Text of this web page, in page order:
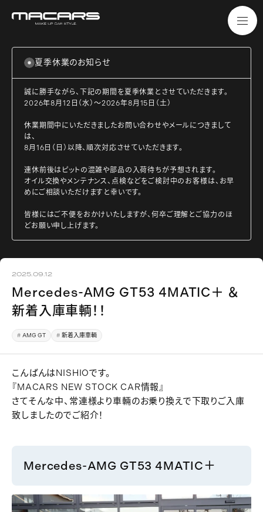
夏季休業のお知らせ
誠に勝手ながら、下記の期間を夏季休業とさせていただきます。
2026年8月12日（水）～2026年8月15日（土）
休業期間中にいただきましたお問い合わせやメールにつきまして
は、
8月16日（日）以降、順次対応させていただきます。
連休前後はピットの混雑や部品の入荷待ちが予想されます。
オイル交換やメンテナンス、点検などをご検討中のお客様は、お早
めにご相談いただけますと幸いです。
皆様にはご不便をおかけいたしますが、何卒ご理解とご協力のほ
どお願い申し上げます。
2025.09.12
Mercedes-AMG GT53 4MATIC＋ ＆
新着入庫車輌！！
AMG GT 新着入庫車輌
こんばんはNISHIOです。
『MACARS NEW STOCK CAR情報』
さてそんな中、常連様より車輛のお乗り換えで下取りご入庫
致しましたのでご紹介！
Mercedes-AMG GT53 4MATIC＋